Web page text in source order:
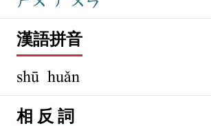
漢語拼音
shū huǎn
相 反 詞